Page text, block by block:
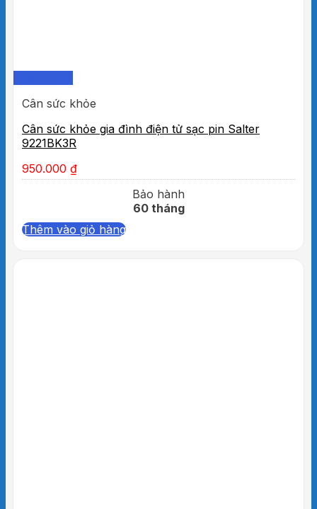
Cân sức khỏe
Cân sức khỏe gia đình điện tử sạc pin Salter
9221BK3R
950.000 ₫
Bảo hành
60 tháng
Thêm vào giỏ hàng